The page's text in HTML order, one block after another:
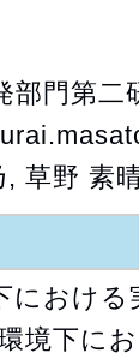
部門第二
草野 素
におけ
境下に